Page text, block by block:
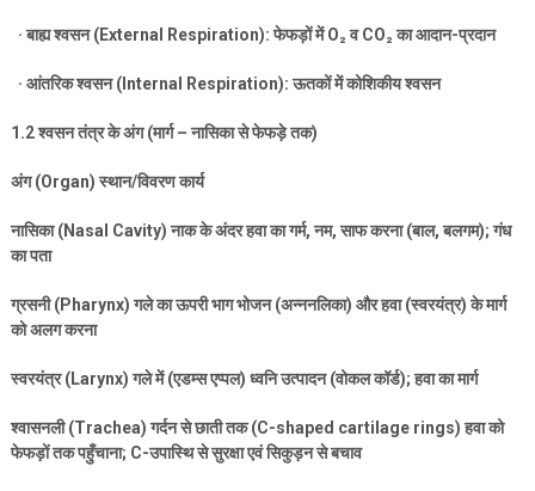
·बाह्य श्वसन (External Respiration):फेफड़ों मेंO₂वCO₂का आदान-प्रदान
· आंतरिक श्वसन (Internal Respiration):ऊतकों में कोशिकीय श्वसन
1.2श्वसन तंत्र के अंग (मार्ग – नासिका से फेफड़े तक)
अंग (Organ)स्थान/विवरण कार्य
नासिका (Nasal Cavity)नाक के अंदर हवा का गर्म,नम,साफ करना (बाल,बलगम);गंध
का पता
ग्रसनी (Pharynx)गले का ऊपरी भाग भोजन (अन्ननलिका) और हवा (स्वरयंत्र) के मार्ग
को अलग करना
स्वरयंत्र (Larynx)गले में (एडम्स एप्पल) ध्वनि उत्पादन (वोकल कॉर्ड);हवा का मार्ग
श्वासनली (Trachea)गर्दन से छाती तक (C-shaped cartilage rings)हवा को
फेफड़ों तक पहुँचाना; C-उपास्थि से सुरक्षा एवं सिकुड़न से बचाव